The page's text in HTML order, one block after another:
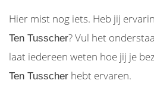
Hier mist nog iets. Heb jij
Ten Tusscher? Vul het
laat iedereen weten hoe jij je
Ten Tusscher hebt ervaren.